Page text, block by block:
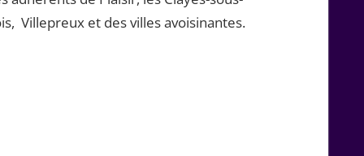
Villepreux et des villes avoisinantes.